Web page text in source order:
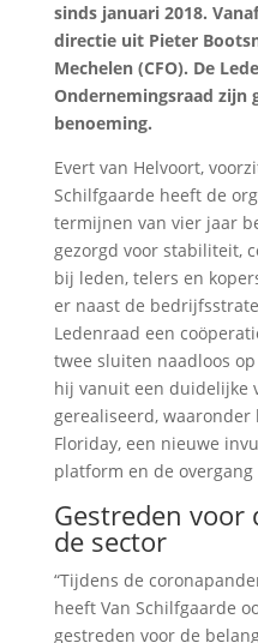
sinds januari 2018.
directie uit Pieter
Mechelen (CFO). De
Ondernemingsraad zijn
benoeming.
Evert van Helvoort,
Schilfgaarde heeft de
termijnen van vier jaar
gezorgd voor stabiliteit,
bij leden, telers en
er naast de
Ledenraad een
twee sluiten naadloos
hij vanuit een duidelijke
gerealiseerd,
Floriday, een nieuwe
platform en de overgang
Gestreden voor
de sector
“Tijdens de
heeft Van Schilfgaarde
gestreden voor de